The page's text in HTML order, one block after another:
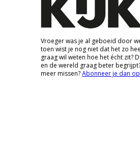
Vroeger was je al geboeid door
toen wist je nog niet dat het zo
graag wil weten hoe het écht zit?
en de wereld graag beter
meer missen?Abonneer je dan